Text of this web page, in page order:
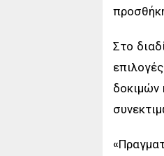
Στο
δοκιμών